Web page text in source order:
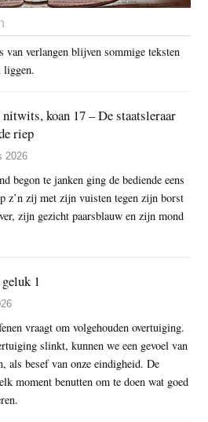
van verlangen blijven sommige teksten
liggen.
koan 17 – De staatsleraar
riep
2026
begon te janken ging de bediende eens
z’n zij met zijn vuisten tegen zijn borst
zijn gezicht paarsblauw en zijn mond
1
vraagt om volgehouden overtuiging.
slinkt, kunnen we een gevoel van
als besef van onze eindigheid. De
moment benutten om te doen wat goed